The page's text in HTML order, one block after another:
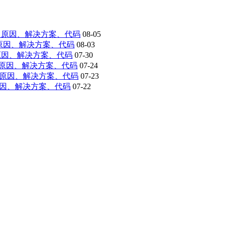
因、解决方案、代码 08-05
因、解决方案、代码 08-03
、解决方案、代码 07-30
因、解决方案、代码 07-24
因、解决方案、代码 07-23
、解决方案、代码 07-22